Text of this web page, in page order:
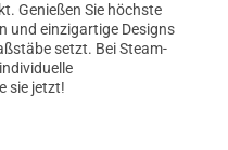
Genießen Sie höchste
und einzigartige Designs
setzt. Bei Steam-
sie jetzt!